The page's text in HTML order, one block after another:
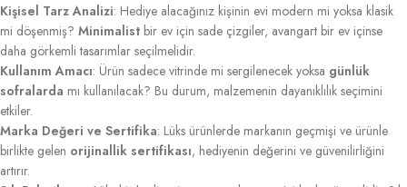
Kişisel Tarz Analizi: Hediye alacağınız kişinin evi modern mi yoksa klasik
mi döşenmiş? Minimalist bir ev için sade çizgiler, avangart bir ev içinse
daha görkemli tasarımlar seçilmelidir.
Kullanım Amacı: Ürün sadece vitrinde mi sergilenecek yoksa günlük
sofralarda mı kullanılacak? Bu durum, malzemenin dayanıklılık seçimini
etkiler.
Marka Değeri ve Sertifika: Lüks ürünlerde markanın geçmişi ve ürünle
birlikte gelen orijinallik sertifikası, hediyenin değerini ve güvenilirliğini
artırır.